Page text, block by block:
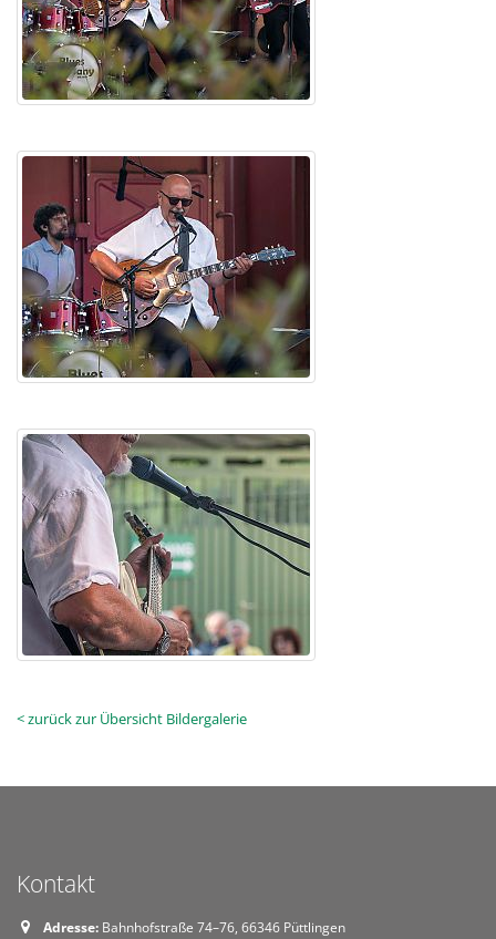
< zurück zur Übersicht Bildergalerie
Kontakt
Adresse: Bahnhofstraße 74–76, 66346 Püttlingen